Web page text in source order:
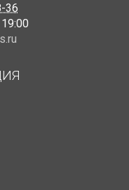
36